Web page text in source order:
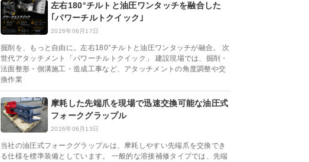
左右180°チルトと油圧ワンタッチを融合した
｢パワーチルトクイック｣
2026年06月17日
掘削を、もっと自由に。左右180°チルトと油圧ワンタッチが融合。 次
世代アタッチメント「パワーチルトクイック」 建設現場では、掘削・
法面整形・側溝施工・造成工事など、アタッチメントの角度調整や交
換作業
摩耗した先端爪を現場で迅速交換可能な油圧式
フォークグラップル
2026年06月13日
当社の油圧式フォークグラップルは、摩耗しやすい先端爪を交換でき
る仕様を標準装備としています。 一般的な溶接補修タイプでは、先端